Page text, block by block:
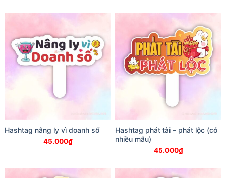
Hashtag nâng ly vì doanh số
45.000₫
Hashtag phát tài – phát lộc (có
nhiều mẫu)
45.000₫